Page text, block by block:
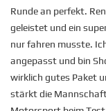
Runde an perfekt.
geleistet und ein
nur fahren musste.
angepasst und bin
wirklich gutes Paket
stärkt die